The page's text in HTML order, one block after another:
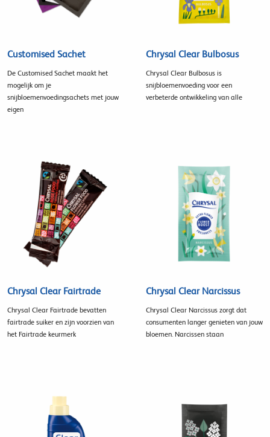
Customised Sachet
De Customised Sachet maakt het
mogelijk om je
snijbloemenvoedingsachets met jouw
eigen
Chrysal Clear Bulbosus
Chrysal Clear Bulbosus is
snijbloemenvoeding voor een
verbeterde ontwikkeling van alle
Chrysal Clear Fairtrade
Chrysal Clear Fairtrade bevatten
fairtrade suiker en zijn voorzien van
het Fairtrade keurmerk
Chrysal Clear Narcissus
Chrysal Clear Narcissus zorgt dat
consumenten langer genieten van jouw
bloemen. Narcissen staan